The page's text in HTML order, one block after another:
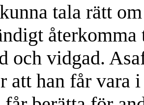
tala rätt
och vidgad.
att han får vara